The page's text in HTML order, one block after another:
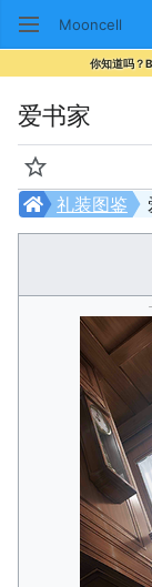
Mooncell
你知道吗？
爱书家
监视
礼装图鉴